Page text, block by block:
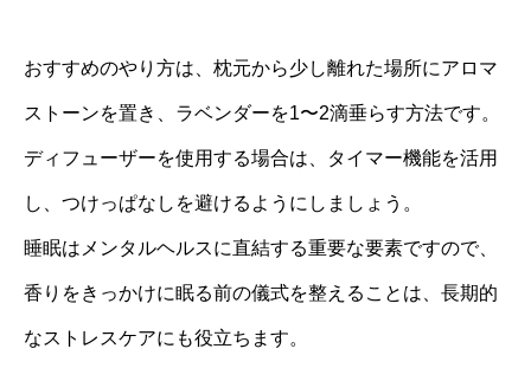
おすすめのやり方は、枕元から少し離れた場所にアロマ
ストーンを置き、ラベンダーを1〜2滴垂らす方法です。
ディフューザーを使用する場合は、タイマー機能を活用
し、つけっぱなしを避けるようにしましょう。
睡眠はメンタルヘルスに直結する重要な要素ですので、
香りをきっかけに眠る前の儀式を整えることは、長期的
なストレスケアにも役立ちます。